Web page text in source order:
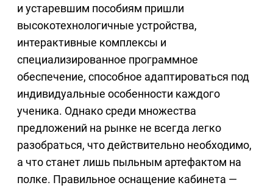
и устаревшим пособиям пришли
высокотехнологичные устройства,
интерактивные комплексы и
специализированное программное
обеспечение, способное адаптироваться под
индивидуальные особенности каждого
ученика. Однако среди множества
предложений на рынке не всегда легко
разобраться, что действительно необходимо,
а что станет лишь пыльным артефактом на
полке. Правильное оснащение кабинета —